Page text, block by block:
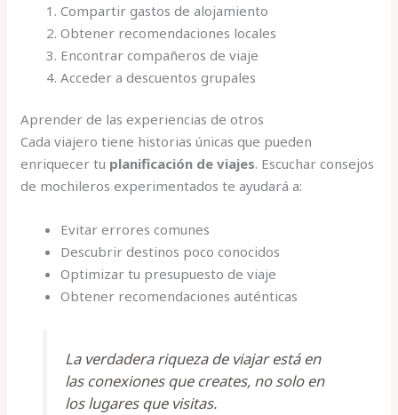
Compartir gastos de alojamiento
Obtener recomendaciones locales
Encontrar compañeros de viaje
Acceder a descuentos grupales
Aprender de las experiencias de otros
Cada viajero tiene historias únicas que pueden
enriquecer tu planificación de viajes. Escuchar consejos
de mochileros experimentados te ayudará a:
Evitar errores comunes
Descubrir destinos poco conocidos
Optimizar tu presupuesto de viaje
Obtener recomendaciones auténticas
La verdadera riqueza de viajar está en
las conexiones que creates, no solo en
los lugares que visitas.